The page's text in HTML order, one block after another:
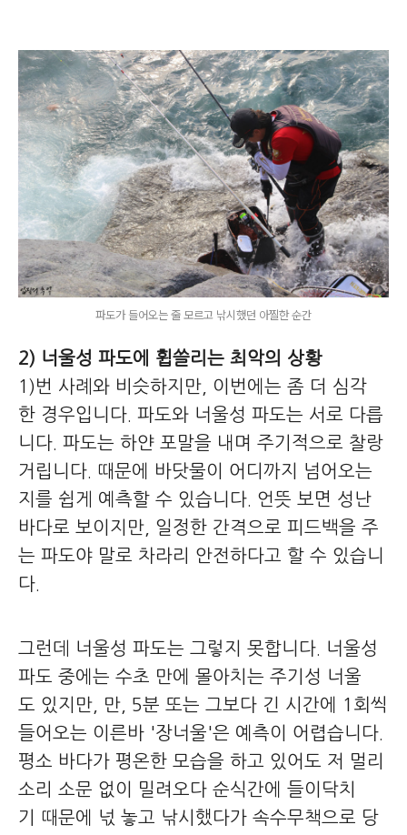
파도가 들어오는 줄 모르고 낚시했던 아찔한 순간
2) 너울성 파도에 휩쓸리는 최악의 상황
1)번 사례와 비슷하지만, 이번에는 좀 더 심각
한 경우입니다. 파도와 너울성 파도는 서로 다릅
니다. 파도는 하얀 포말을 내며 주기적으로 찰랑
거립니다. 때문에 바닷물이 어디까지 넘어오는
지를 쉽게 예측할 수 있습니다. 언뜻 보면 성난
바다로 보이지만, 일정한 간격으로 피드백을 주
는 파도야 말로 차라리 안전하다고 할 수 있습니
다.
그런데 너울성 파도는 그렇지 못합니다. 너울성
파도 중에는 수초 만에 몰아치는 주기성 너울
도 있지만, 만, 5분 또는 그보다 긴 시간에 1회씩
들어오는 이른바 '장너울'은 예측이 어렵습니다.
평소 바다가 평온한 모습을 하고 있어도 저 멀리
소리 소문 없이 밀려오다 순식간에 들이닥치
기 때문에 넋 놓고 낚시했다가 속수무책으로 당